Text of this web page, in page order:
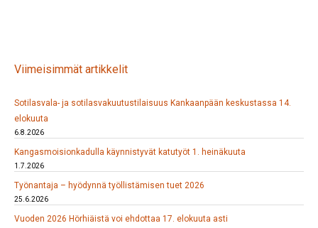
Viimeisimmät artikkelit
Sotilasvala- ja sotilasvakuutustilaisuus Kankaanpään keskustassa 14.
elokuuta
6.8.2026
Kangasmoisionkadulla käynnistyvät katutyöt 1. heinäkuuta
1.7.2026
Työnantaja – hyödynnä työllistämisen tuet 2026
25.6.2026
Vuoden 2026 Hörhiäistä voi ehdottaa 17. elokuuta asti